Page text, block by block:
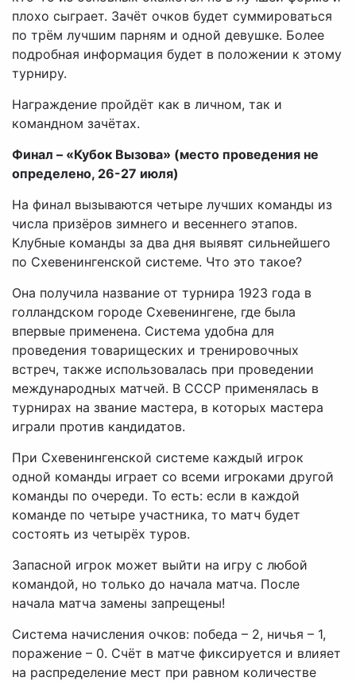
плохо сыграет. Зачёт очков будет суммироваться
по трём лучшим парням и одной девушке. Более
подробная информация будет в положении к этому
турниру.
Награждение пройдёт как в личном, так и
командном зачётах.
Финал – «Кубок Вызова» (место проведения не
определено, 26-27 июля)
На финал вызываются четыре лучших команды из
числа призёров зимнего и весеннего этапов.
Клубные команды за два дня выявят сильнейшего
по Схевенингенской системе. Что это такое?
Она получила название от турнира 1923 года в
голландском городе Схевенингене, где была
впервые применена. Система удобна для
проведения товарищеских и тренировочных
встреч, также использовалась при проведении
международных матчей. В СССР применялась в
турнирах на звание мастера, в которых мастера
играли против кандидатов.
При Схевенингенской системе каждый игрок
одной команды играет со всеми игроками другой
команды по очереди. То есть: если в каждой
команде по четыре участника, то матч будет
состоять из четырёх туров.
Запасной игрок может выйти на игру с любой
командой, но только до начала матча. После
начала матча замены запрещены!
Система начисления очков: победа – 2, ничья – 1,
поражение – 0. Счёт в матче фиксируется и влияет
на распределение мест при равном количестве